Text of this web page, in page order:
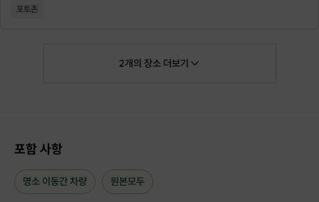
· 구매 시 호스트 연락처를 카톡 혹은 문자로 보내드립니다.
· 진행 가능 시간 : 상시 예약 가능
※ 정확한 일정 협의는 [문의하기] 게시판 또는 구매 후 카톡 혹은 문자로 발송
되는 호스트 연락처로 문의해주세요.
포토존
2개의 장소 더보기
포함 사항
명소 이동간 차량 원본모두